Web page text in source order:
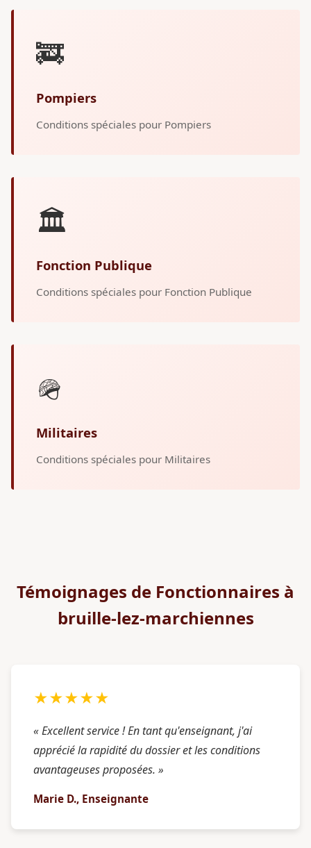
🚒
Pompiers
Conditions spéciales pour Pompiers
🏛️
Fonction Publique
Conditions spéciales pour Fonction Publique
🪖
Militaires
Conditions spéciales pour Militaires
Témoignages de Fonctionnaires à
bruille-lez-marchiennes
★★★★★
« Excellent service ! En tant qu'enseignant, j'ai
apprécié la rapidité du dossier et les conditions
avantageuses proposées. »
Marie D., Enseignante